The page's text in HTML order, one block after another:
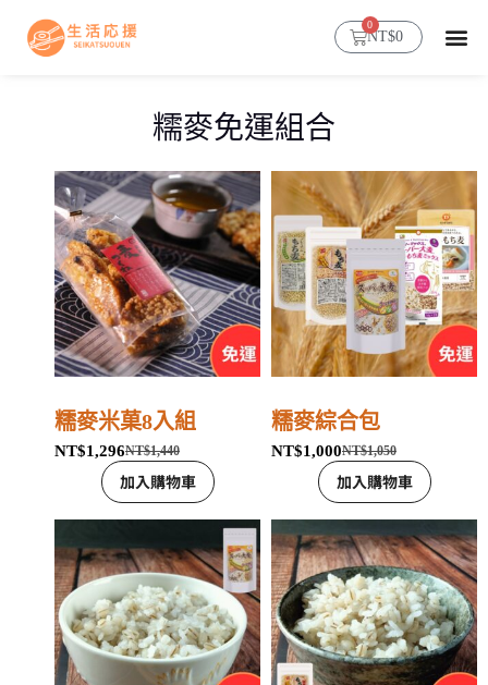
NT$0
0
糯麥免運組合
糯麥米菓8入組
NT$1,440
NT$1,296
加入購物車
糯麥綜合包
NT$1,050
NT$1,000
加入購物車